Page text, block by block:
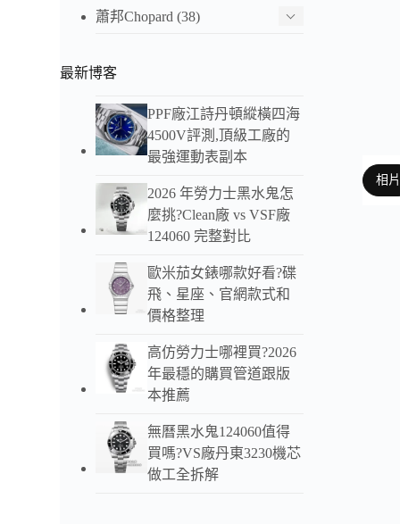
相片
蕭邦Chopard (38)
最新博客
PPF廠江詩丹頓縱橫四海
4500V評測,頂級工廠的
最強運動表副本
2026 年勞力士黑水鬼怎
麼挑?Clean廠 vs VSF廠
124060 完整對比
歐米茄女錶哪款好看?碟
飛、星座、官網款式和
價格整理
高仿勞力士哪裡買?2026
年最穩的購買管道跟版
本推薦
無曆黑水鬼124060值得
買嗎?VS廠丹東3230機芯
做工全拆解